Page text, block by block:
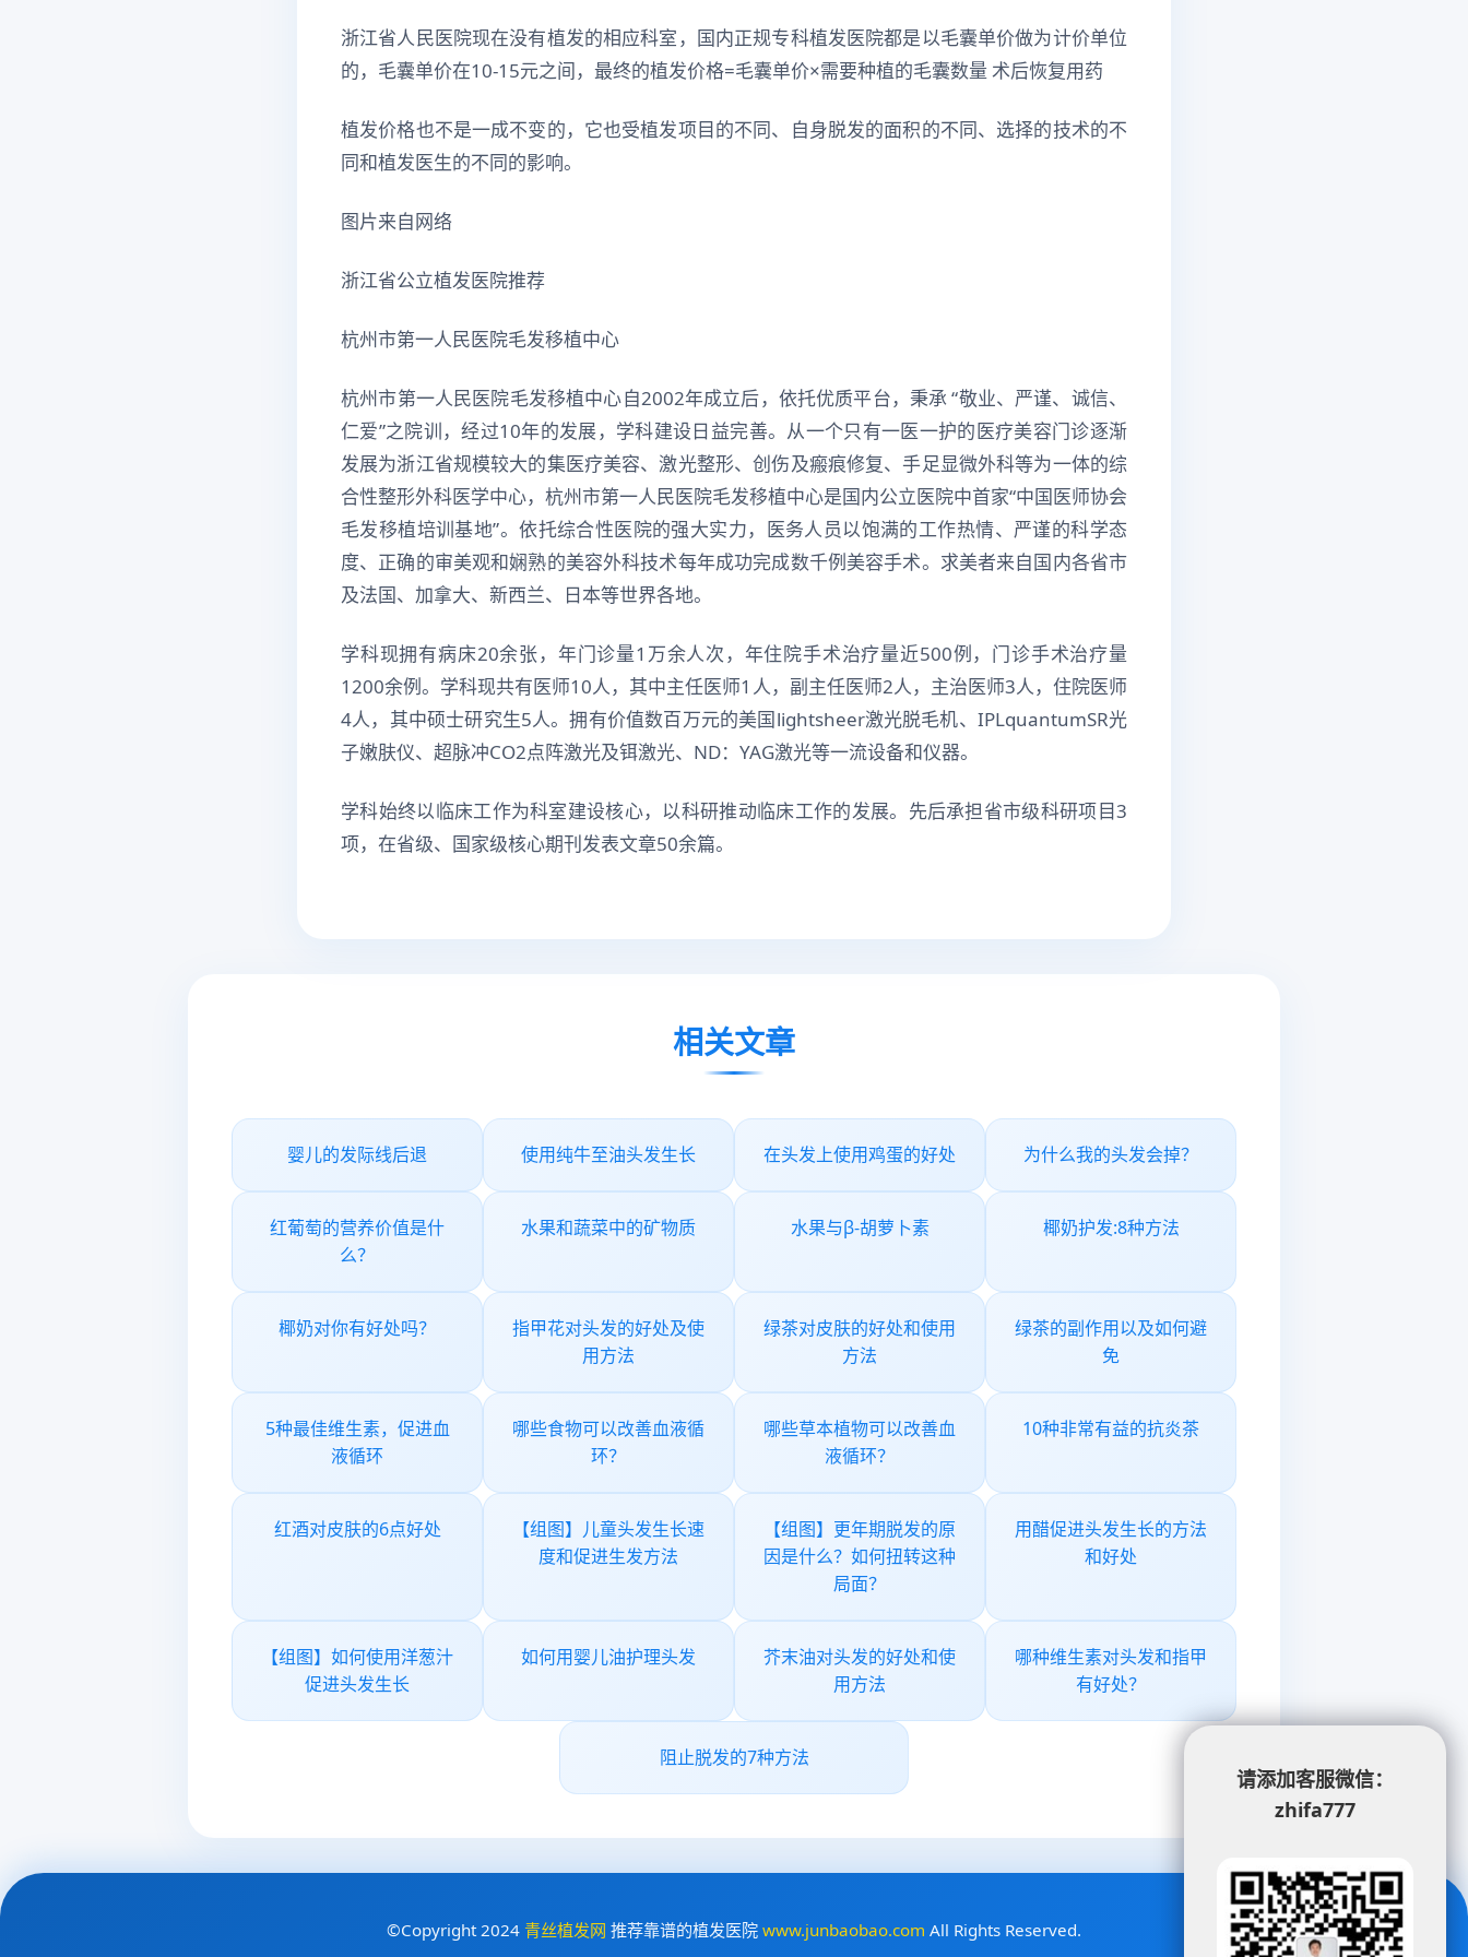
浙江省人民医院现在没有植发的相应科室，国内正规专科植发医院都是以毛囊单价做为计价单位
的，毛囊单价在10-15元之间，最终的植发价格=毛囊单价×需要种植的毛囊数量 术后恢复用药
植发价格也不是一成不变的，它也受植发项目的不同、自身脱发的面积的不同、选择的技术的不
同和植发医生的不同的影响。
图片来自网络
浙江省公立植发医院推荐
杭州市第一人民医院毛发移植中心
杭州市第一人民医院毛发移植中心自2002年成立后，依托优质平台，秉承 “敬业、严谨、诚信、
仁爱”之院训，经过10年的发展，学科建设日益完善。从一个只有一医一护的医疗美容门诊逐渐
发展为浙江省规模较大的集医疗美容、激光整形、创伤及瘢痕修复、手足显微外科等为一体的综
合性整形外科医学中心，杭州市第一人民医院毛发移植中心是国内公立医院中首家“中国医师协会
毛发移植培训基地”。依托综合性医院的强大实力，医务人员以饱满的工作热情、严谨的科学态
度、正确的审美观和娴熟的美容外科技术每年成功完成数千例美容手术。求美者来自国内各省市
及法国、加拿大、新西兰、日本等世界各地。
学科现拥有病床20余张，年门诊量1万余人次，年住院手术治疗量近500例，门诊手术治疗量
1200余例。学科现共有医师10人，其中主任医师1人，副主任医师2人，主治医师3人，住院医师
4人，其中硕士研究生5人。拥有价值数百万元的美国lightsheer激光脱毛机、IPLquantumSR光
子嫩肤仪、超脉冲CO2点阵激光及铒激光、ND：YAG激光等一流设备和仪器。
学科始终以临床工作为科室建设核心，以科研推动临床工作的发展。先后承担省市级科研项目3
项，在省级、国家级核心期刊发表文章50余篇。
相关文章
婴儿的发际线后退 使用纯牛至油头发生长 在头发上使用鸡蛋的好处 为什么我的头发会掉？
红葡萄的营养价值是什
么？
水果和蔬菜中的矿物质 水果与β-胡萝卜素 椰奶护发:8种方法
椰奶对你有好处吗？
指甲花对头发的好处及使
用方法
绿茶对皮肤的好处和使用
方法
绿茶的副作用以及如何避
免
5种最佳维生素，促进血
液循环
哪些食物可以改善血液循
环？
哪些草本植物可以改善血
液循环？
10种非常有益的抗炎茶
红酒对皮肤的6点好处
【组图】儿童头发生长速
度和促进生发方法
【组图】更年期脱发的原
因是什么？如何扭转这种
局面？
用醋促进头发生长的方法
和好处
【组图】如何使用洋葱汁
促进头发生长
如何用婴儿油护理头发
芥末油对头发的好处和使
用方法
哪种维生素对头发和指甲
有好处？
阻止脱发的7种方法
©Copyright 2024 青丝植发网 推荐靠谱的植发医院 www.junbaobao.com All Rights Reserved.
请添加客服微信：
zhifa777